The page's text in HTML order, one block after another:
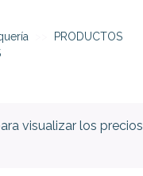
PRODUCTOS
visualizar los